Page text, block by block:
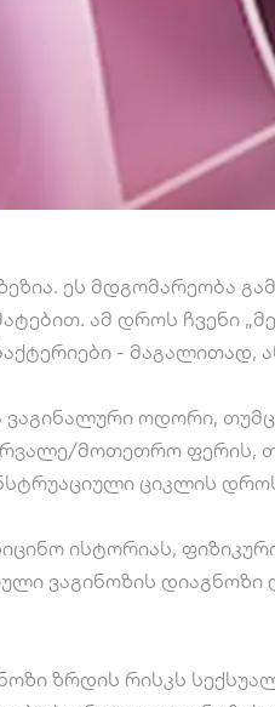
ეს მდგომარეობა
ამ დროს ჩვენი
- მაგალითად,
ოდორი,
მოთეთრო ფერის,
ციკლის
ისტორიას,
ვაგინოზის
ზრდის რისკს